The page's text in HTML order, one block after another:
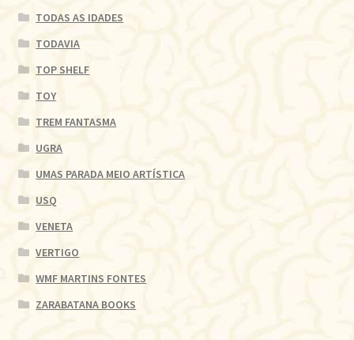
TODAS AS IDADES
TODAVIA
TOP SHELF
TOY
TREM FANTASMA
UGRA
UMAS PARADA MEIO ARTÍSTICA
USQ
VENETA
VERTIGO
WMF MARTINS FONTES
ZARABATANA BOOKS